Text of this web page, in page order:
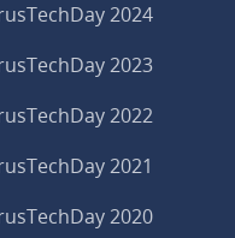
2024
2023
2022
2021
2020